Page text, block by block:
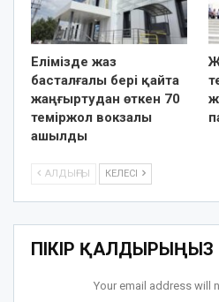
Елімізде жаз
басталғалы бері қайта
жаңғыртудан өткен 70
теміржол вокзалы
ашылды
АЛДЫҢҒЫ КЕЛЕСІ
ПІКІР ҚАЛДЫРЫҢЫЗ
Your email address will